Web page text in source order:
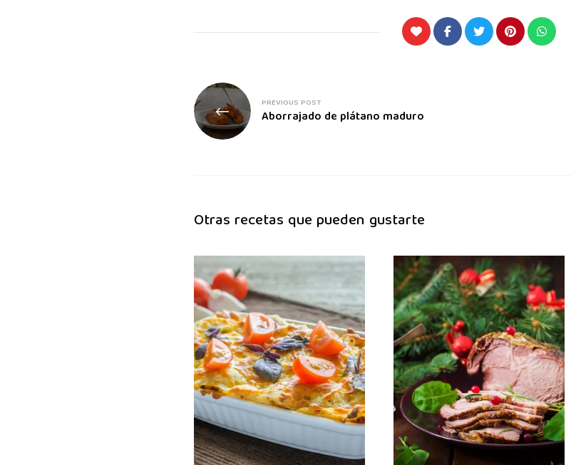
PREVIOUS POST
Aborrajado de plátano maduro
Otras recetas que pueden gustarte